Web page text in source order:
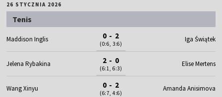
26 STYCZNIA 2026
Tenis
Maddison Inglis 0 - 2
(0:6, 3:6)
Iga Świątek
Jelena Rybakina 2 - 0
(6:1, 6:3)
Elise Mertens
Wang Xinyu 0 - 2
(6:7, 4:6)
Amanda Anisimova